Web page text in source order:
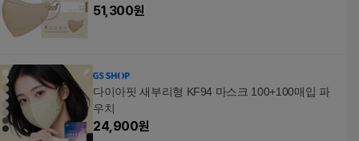
51,300원
다이아핏 새부리형 KF94 마스크 100+100매입 파
우치
24,900원